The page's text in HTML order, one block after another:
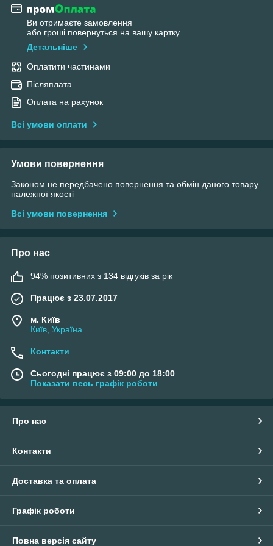
Ви отримаєте замовлення
або гроші повернуться на вашу картку
Детальніше
Оплатити частинами
Післяплата
Оплата на рахунок
Всі умови оплати
Умови повернення
Законом не передбачено повернення та обмін даного товару
належної якості
Всі умови повернення
Про нас
94% позитивних з 134 відгуків за рік
Працює з 23.07.2017
м. Київ
Київ, Україна
Контакти
Сьогодні працює з 09:00 до 18:00
Показати весь графік роботи
Про нас
Контакти
Доставка та оплата
Графік роботи
Повна версія сайту